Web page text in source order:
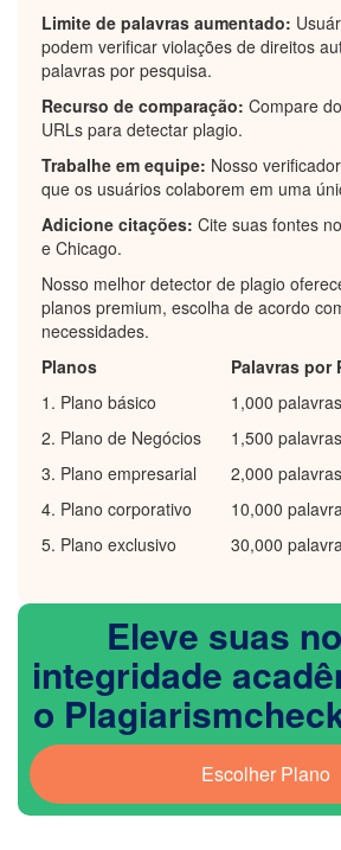
Limite de palavras aumentado:
podem verificar violações de direitos
palavras por pesquisa.
Recurso de comparação: Compare
URLs para detectar plagio.
Trabalhe em equipe: Nosso
que os usuários colaborem em uma
Adicione citações: Cite suas fontes
e Chicago.
Nosso melhor detector de plagio
planos premium, escolha de acordo
necessidades.
Planos
Palavras por
1. Plano básico
1,000 palavras
2. Plano de Negócios
1,500 palavras
3. Plano empresarial
2,000 palavras
4. Plano corporativo
10,000
5. Plano exclusivo
30,000
Eleve suas
integridade
o
Escolher Plano